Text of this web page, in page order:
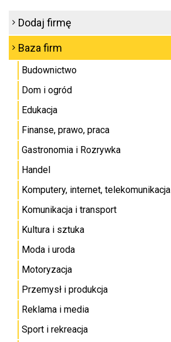
Dodaj firmę
Baza firm
Budownictwo
Dom i ogród
Edukacja
Finanse, prawo, praca
Gastronomia i Rozrywka
Handel
Komputery, internet, telekomunikacja
Komunikacja i transport
Kultura i sztuka
Moda i uroda
Motoryzacja
Przemysł i produkcja
Reklama i media
Sport i rekreacja